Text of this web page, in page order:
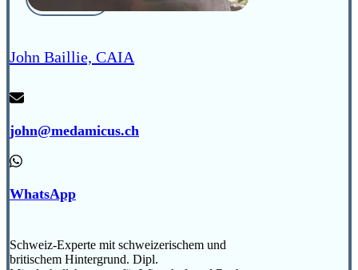
John Baillie, CAIA
john@medamicus.ch
WhatsApp
Schweiz-Experte mit schweizerischem und
britischem Hintergrund. Dipl.